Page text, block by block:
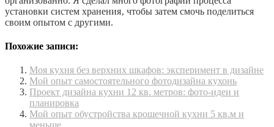
установки систем хранения‚ чтобы затем смочь поделиться
своим опытом с другими.
Похожие записи:
Моя кухня без верхних шкафов: эксперимент в дизайне
Мой опыт самостоятельного фотодизайна кухонь
Проект дизайна кухни 12 кв. метров: фото-идеи и
планировка
Мой опыт обустройства крошечной кухни 5 кв.м и